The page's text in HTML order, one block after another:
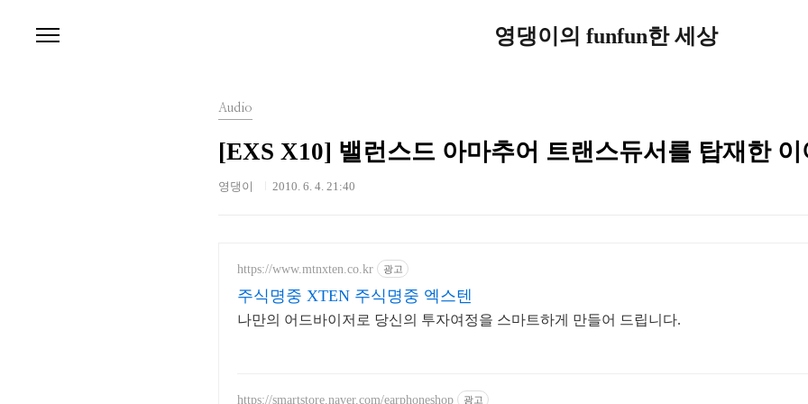
영댕이의 funfun한 세상
Audio
[EXS X10] 밸런스드 아마추어 트랜스듀서를 탑재한
영댕이 2010. 6. 4. 21:40
https://www.mtnxten.co.kr 광고
주식명중 XTEN 주식명중 엑스텐
나만의 어드바이저로 당신의 투자여정을 스마트하게 만들어 드립니다.
https://smartstore.naver.com/earphoneshop 광고